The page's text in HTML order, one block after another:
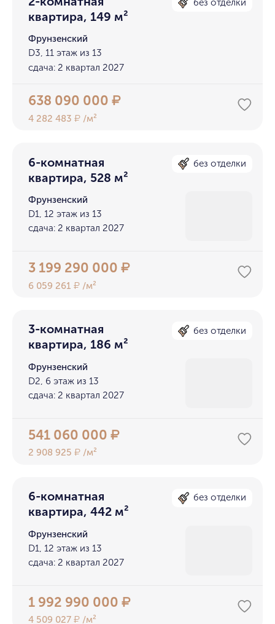
квартира, 149 м²
без отделки
Фрунзенский
D3, 11 этаж из 13
сдача: 2 квартал 2027
638 090 000₽
4 282 483₽ /м²
6-комнатная
квартира, 528 м²
без отделки
Фрунзенский
D1, 12 этаж из 13
сдача: 2 квартал 2027
3 199 290 000₽
6 059 261₽ /м²
3-комнатная
квартира, 186 м²
без отделки
Фрунзенский
D2, 6 этаж из 13
сдача: 2 квартал 2027
541 060 000₽
2 908 925₽ /м²
6-комнатная
квартира, 442 м²
без отделки
Фрунзенский
D1, 12 этаж из 13
сдача: 2 квартал 2027
1 992 990 000₽
4 509 027₽ /м²